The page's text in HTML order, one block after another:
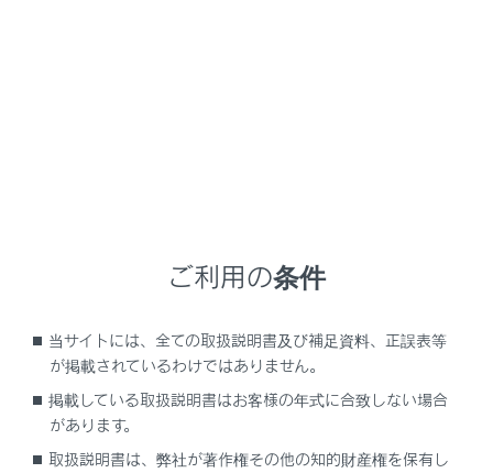
次の項目は補機バッテリーを再接続したり、メンテナン
スを行ったあとなどに、システムを正しく作動させるた
設定が必要な項目
ご利用の条件
当サイトには、全ての取扱説明書及び補足資料、正誤表等
が掲載されているわけではありません。
掲載している取扱説明書はお客様の年式に合致しない場合
があります。
取扱説明書は、弊社が著作権その他の知的財産権を保有し